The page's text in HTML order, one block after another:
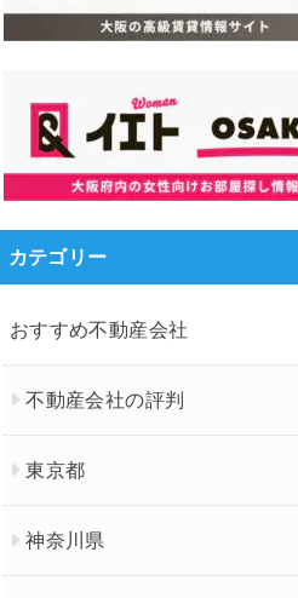
カテゴリー
おすすめ不動産会社
不動産会社の評判
東京都
神奈川県